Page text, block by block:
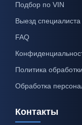
Подбор по VIN
Выезд специалиста
FAQ
Политика
Обработка
Контакты